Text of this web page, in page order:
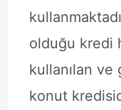
olduğu kredi
kullanılan
konut